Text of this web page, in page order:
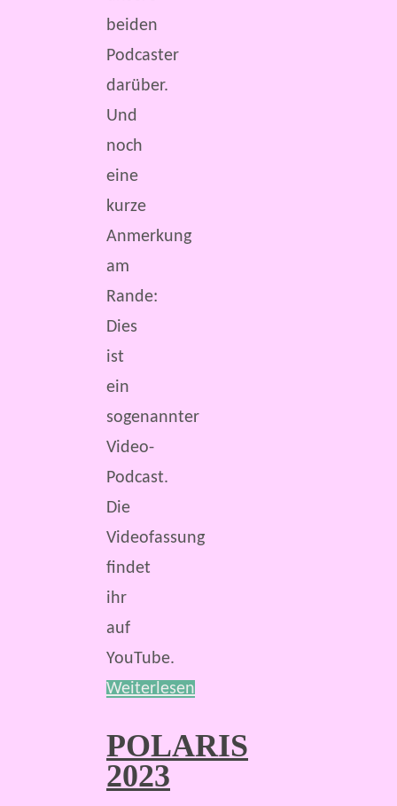
beiden
Podcaster
darüber.
Und
noch
eine
kurze
Anmerkung
am
Rande:
Dies
ist
ein
sogenannter
Video-
Podcast.
Die
Videofassung
findet
ihr
auf
YouTube.
Weiterlesen
POLARIS
2023